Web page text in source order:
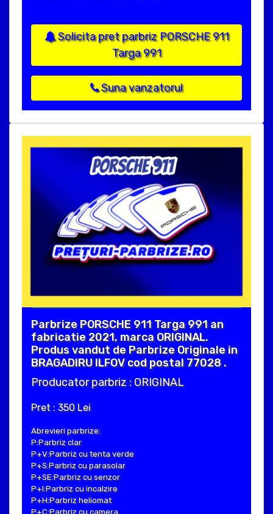
Solicita pret parbriz PORSCHE 911
Targa 991
Suna vanzatorul
Parbrize PORSCHE 911 Targa 991 an
fabricatie 2021, marca ORIGINAL.
Produs vandut de Parbrize Originale in
BRAGADIRU ILFOV cod postal 77028 .
Producator parbriz : ORIGINAL
Pret : 350 Lei
Abrevieri parbrize:
P:Parbriz clar
P+V:Parbriz cu tenta verde
P+S:Parbriz cu parasolar
P+SE:Parbriz cu senzor
P+I:Parbriz cu incalzire
P+H:Parbriz heliomat
P+C:Parbriz cu camera